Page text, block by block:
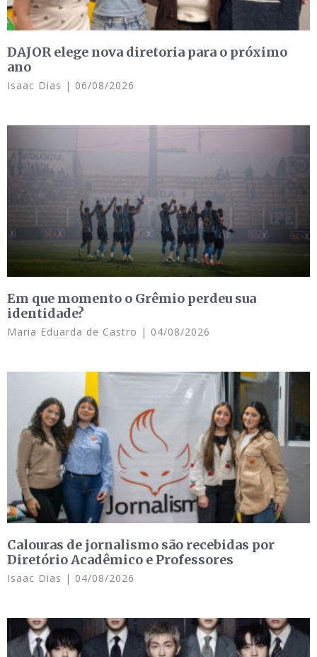
DAJOR elege nova diretoria para o próximo
ano
Isaac Dias 06/08/2026
Em que momento o Grêmio perdeu sua
identidade?
Maria Eduarda de Castro 04/08/2026
Calouras de jornalismo são recebidas por
Diretório Acadêmico e Professores
Isaac Dias 04/08/2026